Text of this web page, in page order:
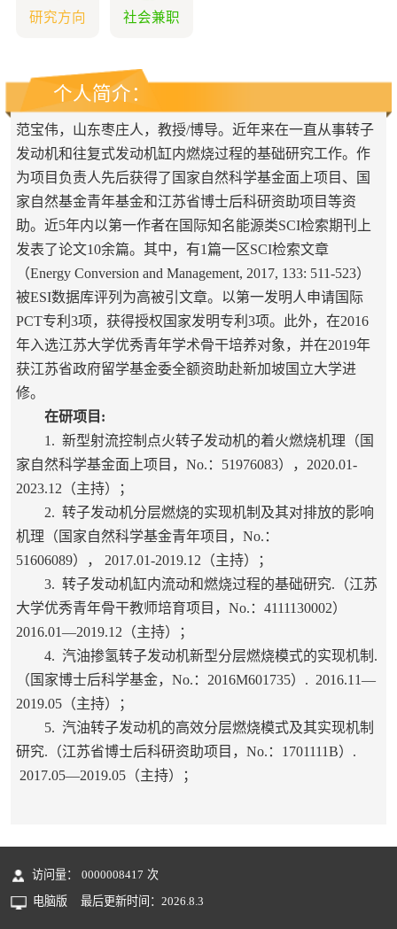
研究方向 社会兼职
个人简介：
范宝伟，山东枣庄人，教授/博导。 近年来在一直从事转子
发动机和往复式发动机缸内燃烧过程的基础研究工作。作
为项目负责人先后获得了国家自然科学基金面上项目、国
家自然基金青年基金和江苏省博士后科研资助项目等资
助。近5年内以第一作者在国际知名能源类SCI检索期刊上
发表了论文10余篇。其中，有1篇一区 SCI检索文章
（Energy Conversion and Management, 2017, 133: 511-523）
被ESI数据库评列为高被引文章。以第一发明人申请国际
PCT专利 3项，获得授权国家发明专利 3项。此外，在2016
年入选江苏大学优秀青年学术骨干培养对象，并在2019年
获江苏省政府留学基金委全额资助赴新加坡国立大学进
修。
在研项目 :
1. 新型射流控制点火转子发动机的着火燃烧机理（国
家自然科学基金面上项目， No. ： 51976083）， 2020.01-
2023.12（主持）；
2. 转子发动机分层燃烧的实现机制及其对排放的影响
机理（国家自然科学基金青年项目， No. ：
51606089）， 2017.01-2019.12（主持）；
3. 转子发动机缸内流动和燃烧过程的基础研究. （江苏
大学优秀青年骨干教师培育项目， No. ： 4111130002）
2016.01—2019.12（主持）；
4. 汽油掺氢转子发动机新型分层燃烧模式的实现机制 .
（国家博士后科学基金， No. ： 2016M601735） . 2016.11—
2019.05（主持）；
5. 汽油转子发动机的高效分层燃烧模式及其实现机制
研究. （江苏省博士后科研资助项目， No. ： 1701111B） .
2017.05—2019.05（主持）；
访问量： 0000008417 次
电脑版
最后更新时间： 2026.8.3